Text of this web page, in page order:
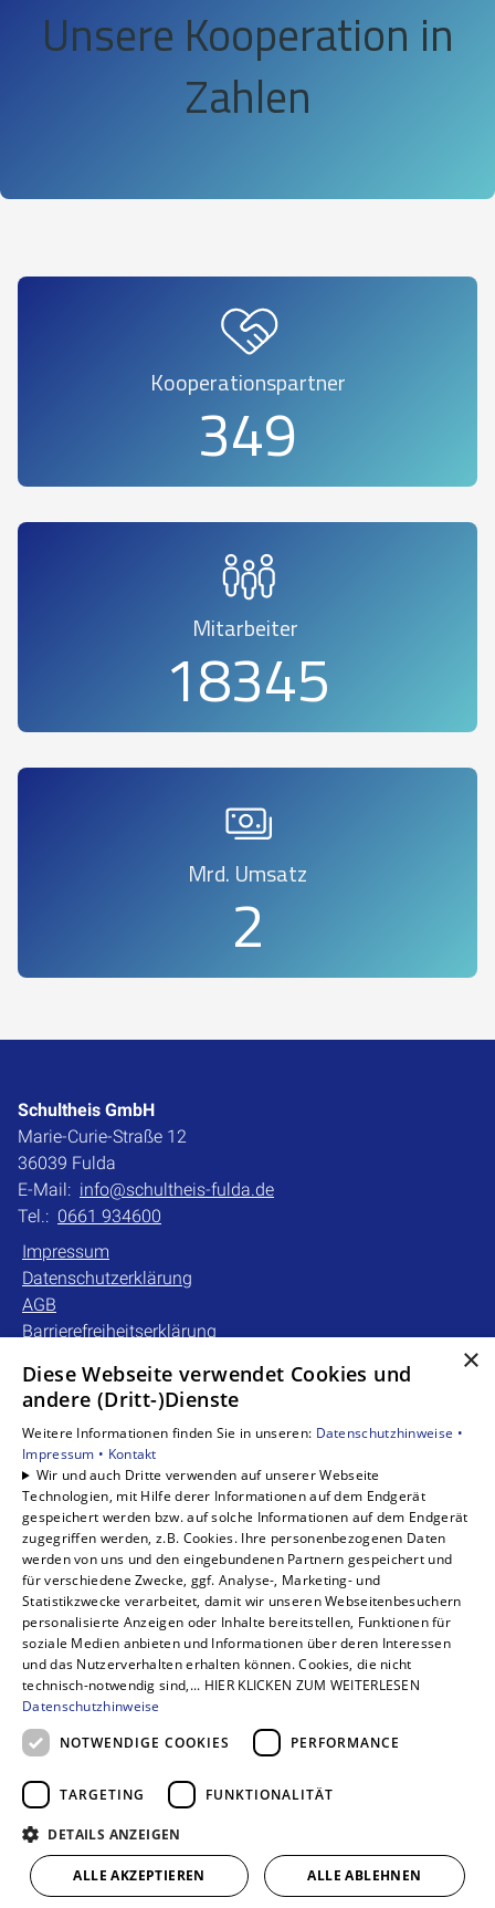
Unsere Kooperation in
Zahlen
394
Kooperationspartner
20686
Mitarbeiter
2
Mrd. Umsatz
Schultheis GmbH
Marie-Curie-Straße 12
36039 Fulda
E-Mail: info@schultheis-fulda.de
Tel.: 0661 934600
Impressum
Datenschutzerklärung
AGB
Barrierefreiheitserklärung
Unsere Bereiche
Gewerbekunden
Karriere
Unternehmen
Kontakt
×
Diese Webseite verwendet Cookies und
andere (Dritt-)Dienste
Weitere Informationen finden Sie in unseren: Datenschutzhinweise •
Impressum • Kontakt
Wir und auch Dritte verwenden auf unserer Webseite
Technologien, mit Hilfe derer Informationen auf dem Endgerät
gespeichert werden bzw. auf solche Informationen auf dem Endgerät
zugegriffen werden, z.B. Cookies. Ihre personenbezogenen Daten
werden von uns und den eingebundenen Partnern gespeichert und
für verschiedene Zwecke, ggf. Analyse-, Marketing- und
Statistikzwecke verarbeitet, damit wir unseren Webseitenbesuchern
personalisierte Anzeigen oder Inhalte bereitstellen, Funktionen für
soziale Medien anbieten und Informationen über deren Interessen
und das Nutzerverhalten erhalten können. Cookies, die nicht
technisch-notwendig sind,... HIER KLICKEN ZUM WEITERLESEN
Datenschutzhinweise
NOTWENDIGE COOKIES
PERFORMANCE
TARGETING FUNKTIONALITÄT
DETAILS ANZEIGEN
ALLE AKZEPTIEREN ALLE ABLEHNEN